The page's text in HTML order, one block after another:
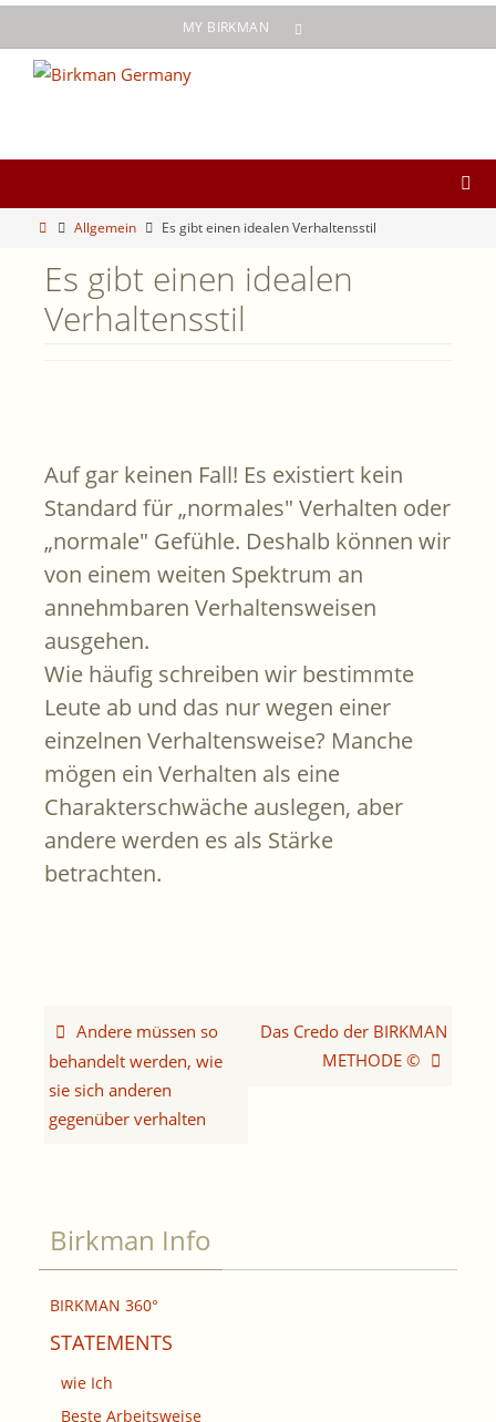
Inhalt
springen
MY BIRKMAN
StartAllgemein Es gibt einen idealen Verhaltensstil
Es gibt einen idealen
Verhaltensstil
Auf gar keinen Fall! Es existiert kein
Standard für „normales" Verhalten oder
„normale" Gefühle. Deshalb können wir
von einem weiten Spektrum an
annehmbaren Verhaltensweisen
ausgehen.
Wie häufig schreiben wir bestimmte
Leute ab und das nur wegen einer
einzelnen Verhaltensweise? Manche
mögen ein Verhalten als eine
Charakterschwäche auslegen, aber
andere werden es als Stärke
betrachten.
Andere müssen so
behandelt werden, wie
sie sich anderen
gegenüber verhalten
Das Credo der BIRKMAN
METHODE ©
Birkman Info
BIRKMAN 360°
STATEMENTS
wie Ich
Beste Arbeitsweise